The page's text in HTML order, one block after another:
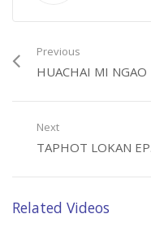
Previous
HUACHAI MI NGAO
Next
TAPHOT LOKAN
Related Videos